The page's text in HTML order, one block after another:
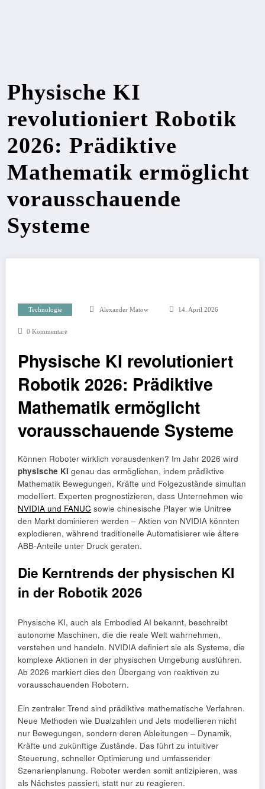
Physische KI
revolutioniert Robotik
2026: Prädiktive
Mathematik ermöglicht
vorausschauende
Systeme
Technologie Alexander Matow 14. April 2026
0 Kommentare
Physische KI revolutioniert
Robotik 2026: Prädiktive
Mathematik ermöglicht
vorausschauende Systeme
Können Roboter wirklich vorausdenken? Im Jahr 2026 wird
physische KI genau das ermöglichen, indem prädiktive
Mathematik Bewegungen, Kräfte und Folgezustände simultan
modelliert. Experten prognostizieren, dass Unternehmen wie
NVIDIA und FANUC sowie chinesische Player wie Unitree
den Markt dominieren werden – Aktien von NVIDIA könnten
explodieren, während traditionelle Automatisierer wie ältere
ABB-Anteile unter Druck geraten.
Die Kerntrends der physischen KI
in der Robotik 2026
Physische KI, auch als Embodied AI bekannt, beschreibt
autonome Maschinen, die die reale Welt wahrnehmen,
verstehen und handeln. NVIDIA definiert sie als Systeme, die
komplexe Aktionen in der physischen Umgebung ausführen.
Ab 2026 markiert dies den Übergang von reaktiven zu
vorausschauenden Robotern.
Ein zentraler Trend sind prädiktive mathematische Verfahren.
Neue Methoden wie Dualzahlen und Jets modellieren nicht
nur Bewegungen, sondern deren Ableitungen – Dynamik,
Kräfte und zukünftige Zustände. Das führt zu intuitiver
Steuerung, schneller Optimierung und umfassender
Szenarienplanung. Roboter werden somit antizipieren, was
als Nächstes passiert, statt nur zu reagieren.